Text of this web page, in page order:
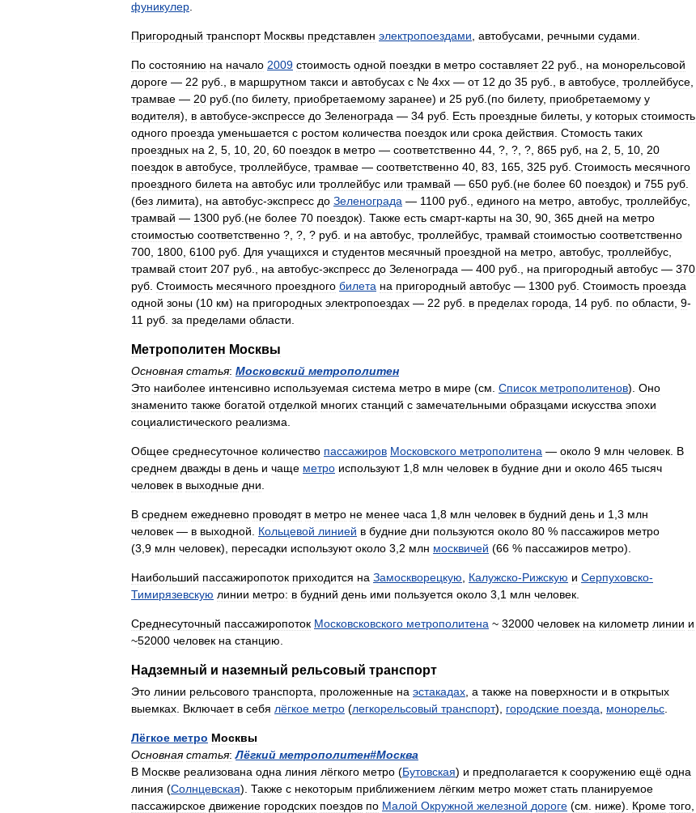
фуникулер.
Пригородный транспорт Москвы представлен электропоездами, автобусами, речными судами.
По состоянию на начало 2009 стоимость одной поездки в метро составляет 22 руб., на монорельсовой
дороге — 22 руб., в маршрутном такси и автобусах с № 4хх — от 12 до 35 руб., в автобусе, троллейбусе,
трамвае — 20 руб.(по билету, приобретаемому заранее) и 25 руб.(по билету, приобретаемому у
водителя), в автобусе-экспрессе до Зеленограда — 34 руб. Есть проездные билеты, у которых стоимость
одного проезда уменьшается с ростом количества поездок или срока действия. Стомость таких
проездных на 2, 5, 10, 20, 60 поездок в метро — соответственно 44, ?, ?, ?, 865 руб, на 2, 5, 10, 20
поездок в автобусе, троллейбусе, трамвае — соответственно 40, 83, 165, 325 руб. Стоимость месячного
проездного билета на автобус или троллейбус или трамвай — 650 руб.(не более 60 поездок) и 755 руб.
(без лимита), на автобус-экспресс до Зеленограда — 1100 руб., единого на метро, автобус, троллейбус,
трамвай — 1300 руб.(не более 70 поездок). Также есть смарт-карты на 30, 90, 365 дней на метро
стоимостью соответственно ?, ?, ? руб. и на автобус, троллейбус, трамвай стоимостью соответственно
700, 1800, 6100 руб. Для учащихся и студентов месячный проездной на метро, автобус, троллейбус,
трамвай стоит 207 руб., на автобус-экспресс до Зеленограда — 400 руб., на пригородный автобус — 370
руб. Стоимость месячного проездного билета на пригородный автобус — 1300 руб. Стоимость проезда
одной зоны (10 км) на пригородных электропоездах — 22 руб. в пределах города, 14 руб. по области, 9-
11 руб. за пределами области.
Метрополитен Москвы
Основная статья: Московский метрополитен
Это наиболее интенсивно используемая система метро в мире (см. Список метрополитенов). Оно
знаменито также богатой отделкой многих станций с замечательными образцами искусства эпохи
социалистического реализма.
Общее среднесуточное количество пассажиров Московского метрополитена — около 9 млн человек. В
среднем дважды в день и чаще метро используют 1,8 млн человек в будние дни и около 465 тысяч
человек в выходные дни.
В среднем ежедневно проводят в метро не менее часа 1,8 млн человек в будний день и 1,3 млн
человек — в выходной. Кольцевой линией в будние дни пользуются около 80 % пассажиров метро
(3,9 млн человек), пересадки используют около 3,2 млн москвичей (66 % пассажиров метро).
Наибольший пассажиропоток приходится на Замоскворецкую, Калужско-Рижскую и Серпуховско-
Тимирязевскую линии метро: в будний день ими пользуется около 3,1 млн человек.
Среднесуточный пассажиропоток Московсковского метрополитена ~ 32000 человек на километр линии и
~52000 человек на станцию.
Надземный и наземный рельсовый транспорт
Это линии рельсового транспорта, проложенные на эстакадах, а также на поверхности и в открытых
выемках. Включает в себя лёгкое метро (легкорельсовый транспорт), городские поезда, монорельс.
Лёгкое метро Москвы
Основная статья: Лёгкий метрополитен#Москва
В Москве реализована одна линия лёгкого метро (Бутовская) и предполагается к сооружению ещё одна
линия (Солнцевская). Также с некоторым приближением лёгким метро может стать планируемое
пассажирское движение городских поездов по Малой Окружной железной дороге (см. ниже). Кроме того,